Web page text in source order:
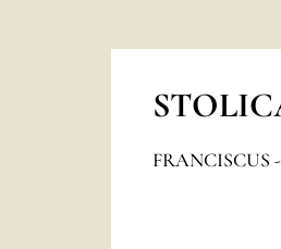
FRANCISCUS